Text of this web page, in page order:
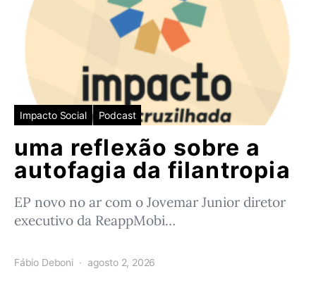
Impacto Social Podcast
uma reflexão sobre a
autofagia da filantropia
EP novo no ar com o Jovemar Junior diretor
executivo da ReappMobi…
Fábio Deboni agosto 2, 2026